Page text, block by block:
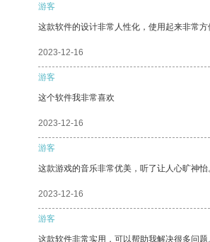
游客
这款软件的设计非常人性化，使用起来非常方
2023-12-16
游客
这个软件我非常喜欢
2023-12-16
游客
这款游戏的音乐非常优美，听了让人心旷神怡
2023-12-16
游客
这款软件非常实用，可以帮助我解决很多问